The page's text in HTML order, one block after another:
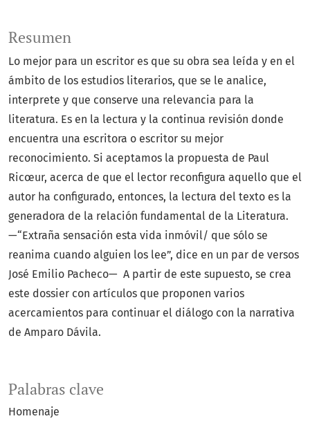
Palabras clave
Homenaje
Resumen
Lo mejor para un escritor es que su obra sea leída y en el
ámbito de los estudios literarios, que se le analice,
interprete y que conserve una relevancia para la
literatura. Es en la lectura y la continua revisión donde
encuentra una escritora o escritor su mejor
reconocimiento. Si aceptamos la propuesta de Paul
Ricœur, acerca de que el lector reconfigura aquello que el
autor ha configurado, entonces, la lectura del texto es la
generadora de la relación fundamental de la Literatura.
—“Extraña sensación esta vida inmóvil/ que sólo se
reanima cuando alguien los lee”, dice en un par de versos
José Emilio Pacheco— A partir de este supuesto, se crea
este dossier con artículos que proponen varios
acercamientos para continuar el diálogo con la narrativa
de Amparo Dávila.